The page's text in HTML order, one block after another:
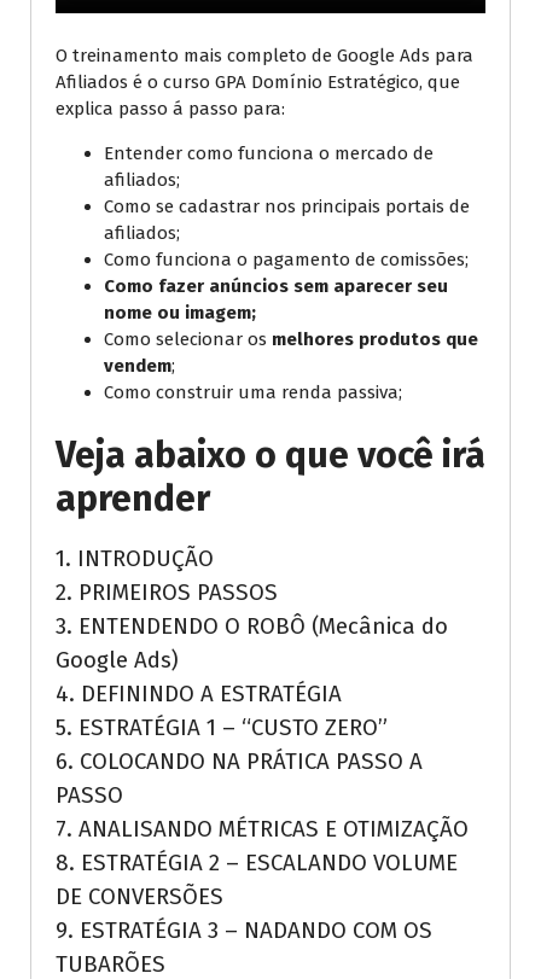
O treinamento mais completo de Google Ads para
Afiliados é o curso GPA Domínio Estratégico, que
explica passo á passo para:
Entender como funciona o mercado de
afiliados;
Como se cadastrar nos principais portais de
afiliados;
Como funciona o pagamento de comissões;
Como fazer anúncios sem aparecer seu
nome ou imagem;
Como selecionar os melhores produtos que
vendem;
Como construir uma renda passiva;
Veja abaixo o que você irá
aprender
1. INTRODUÇÃO
2. PRIMEIROS PASSOS
3. ENTENDENDO O ROBÔ (Mecânica do
Google Ads)
4. DEFININDO A ESTRATÉGIA
5. ESTRATÉGIA 1 – “CUSTO ZERO”
6. COLOCANDO NA PRÁTICA PASSO A
PASSO
7. ANALISANDO MÉTRICAS E OTIMIZAÇÃO
8. ESTRATÉGIA 2 – ESCALANDO VOLUME
DE CONVERSÕES
9. ESTRATÉGIA 3 – NADANDO COM OS
TUBARÕES